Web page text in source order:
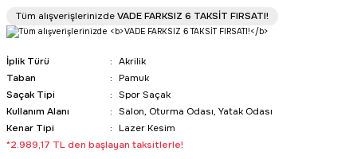
Tüm alışverişlerinizdeVADE FARKSIZ 6 TAKSİT FIRSATI!
İplik Türü
Akrilik
Taban
Pamuk
Saçak Tipi
Spor Saçak
Kullanım Alanı
Salon, Oturma Odası, Yatak Odası
Kenar Tipi
Lazer Kesim
*2.989,17 TL den başlayan taksitlerle!